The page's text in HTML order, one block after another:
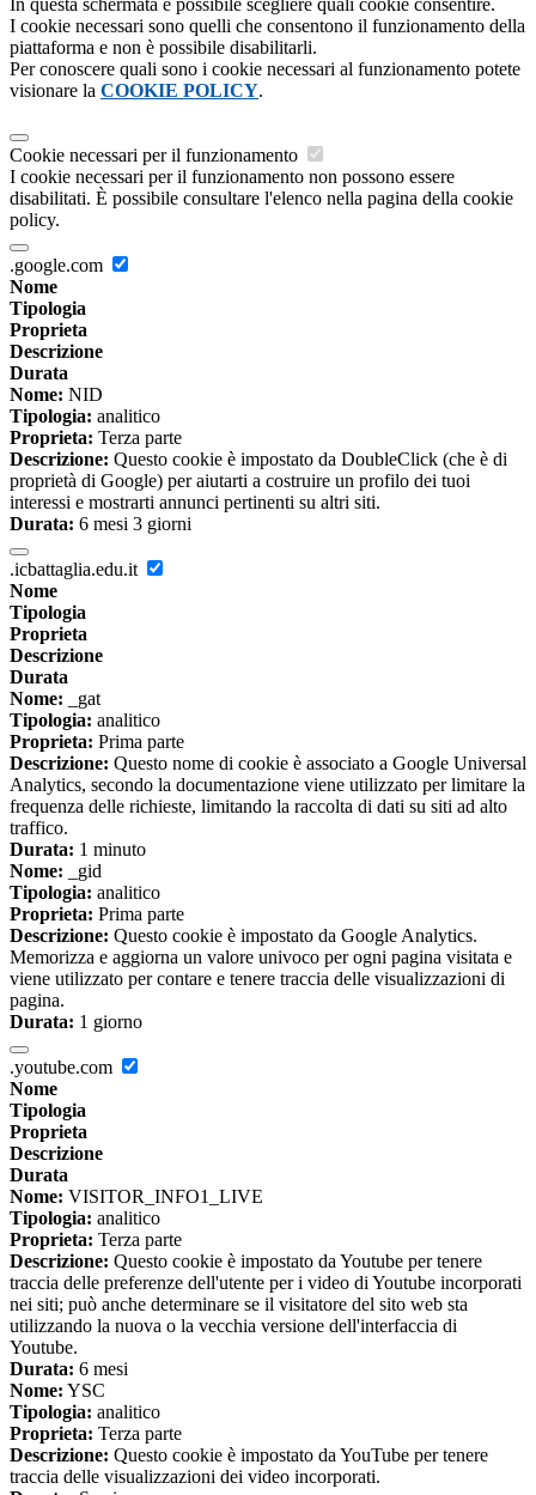
In questa schermata è possibile scegliere quali cookie consentire.
I cookie necessari sono quelli che consentono il funzionamento della
piattaforma e non è possibile disabilitarli.
Per conoscere quali sono i cookie necessari al funzionamento potete
visionare la COOKIE POLICY.
Cookie necessari per il funzionamento
I cookie necessari per il funzionamento non possono essere
disabilitati. È possibile consultare l'elenco nella pagina della cookie
policy.
.google.com
Nome
Tipologia
Proprieta
Descrizione
Durata
Nome: NID
Tipologia: analitico
Proprieta: Terza parte
Descrizione: Questo cookie è impostato da DoubleClick (che è di
proprietà di Google) per aiutarti a costruire un profilo dei tuoi
interessi e mostrarti annunci pertinenti su altri siti.
Durata: 6 mesi 3 giorni
.icbattaglia.edu.it
Nome
Tipologia
Proprieta
Descrizione
Durata
Nome: _gat
Tipologia: analitico
Proprieta: Prima parte
Descrizione: Questo nome di cookie è associato a Google Universal
Analytics, secondo la documentazione viene utilizzato per limitare la
frequenza delle richieste, limitando la raccolta di dati su siti ad alto
traffico.
Durata: 1 minuto
Nome: _gid
Tipologia: analitico
Proprieta: Prima parte
Descrizione: Questo cookie è impostato da Google Analytics.
Memorizza e aggiorna un valore univoco per ogni pagina visitata e
viene utilizzato per contare e tenere traccia delle visualizzazioni di
pagina.
Durata: 1 giorno
.youtube.com
Nome
Tipologia
Proprieta
Descrizione
Durata
Nome: VISITOR_INFO1_LIVE
Tipologia: analitico
Proprieta: Terza parte
Descrizione: Questo cookie è impostato da Youtube per tenere
traccia delle preferenze dell'utente per i video di Youtube incorporati
nei siti; può anche determinare se il visitatore del sito web sta
utilizzando la nuova o la vecchia versione dell'interfaccia di
Youtube.
Durata: 6 mesi
Nome: YSC
Tipologia: analitico
Proprieta: Terza parte
Descrizione: Questo cookie è impostato da YouTube per tenere
traccia delle visualizzazioni dei video incorporati.